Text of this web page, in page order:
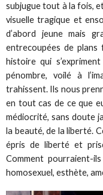
subjugue tout à la fois,
visuelle tragique et
d’abord jeune mais
entrecoupées de plans
histoire qui
pénombre, voilé à
trahissent. Ils nous
en tout cas de ce que
médiocrité, sans doute
la beauté, de la liberté.
épris de liberté et
Comment pourraient-
homosexuel, esthète,